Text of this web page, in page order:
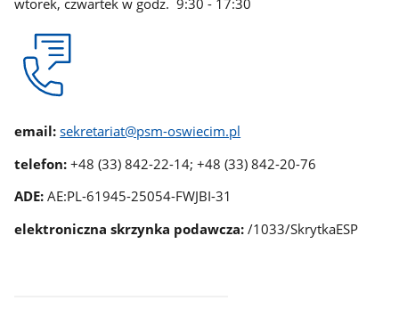
wtorek, czwartek w godz. 9:30 - 17:30
email: sekretariat@psm-oswiecim.pl
telefon:+48 (33) 842-22-14; +48 (33) 842-20-76
ADE: AE:PL-61945-25054-FWJBI-31
elektroniczna skrzynka podawcza:/1033/SkrytkaESP